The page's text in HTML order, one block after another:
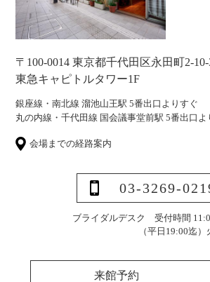
〒100-0014 東京都千代田区永田町2-
東急キャピトルタワー1F
銀座線・南北線 溜池山王駅 5番出口よりすぐ
丸の内線・千代田線 国会議事堂前駅 5番出口よ
会場までの経路案内
03-3269-
ブライダルデスク 受付時間
（平日19:00迄）
来館予約